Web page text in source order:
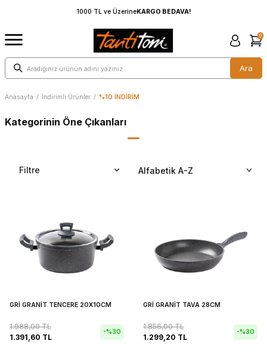
1000 TL ve ÜzerineKARGO BEDAVA!
Ara
0
Anasayfa / İndirimli Ürünler / %10 İNDİRİM
Kategorinin Öne Çıkanları
Filtre
GRİ GRANİT TENCERE 20X10CM
1.988,00TL
1.391,60 TL
-%30
GRİ GRANİT TAVA 28CM
1.856,00TL
1.299,20 TL
-%30